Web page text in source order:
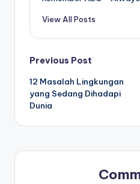
View All Posts
Post
navigation
Previous Post
12 Masalah Lingkungan
yang Sedang Dihadapi
Dunia